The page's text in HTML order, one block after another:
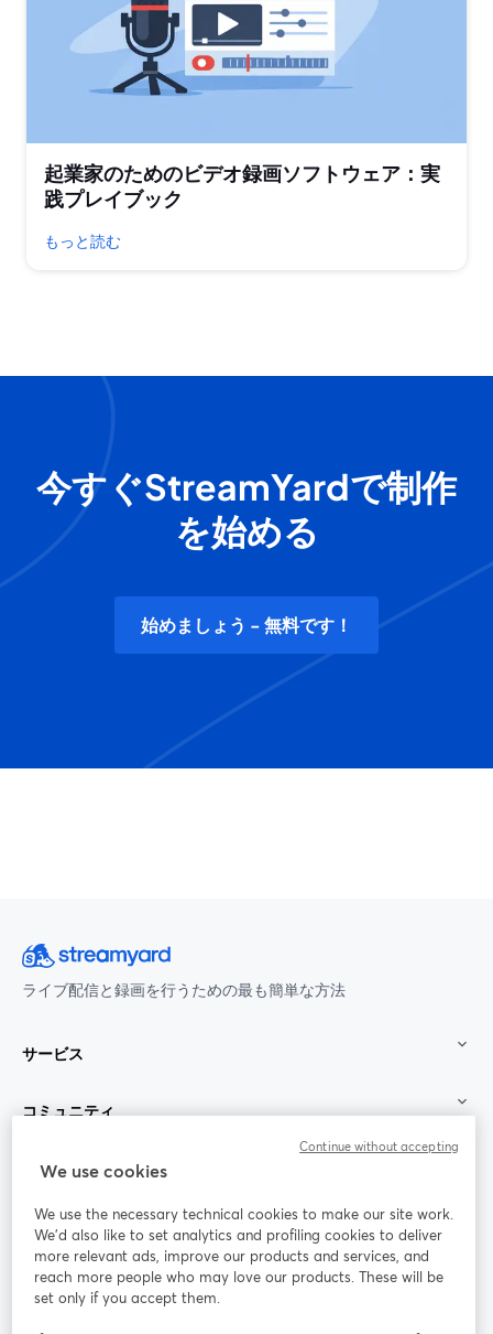
起業家のためのビデオ録画ソフトウェア：実
践プレイブック
もっと読む
今すぐStreamYardで制作
を始める
始めましょう - 無料です！
ライブ配信と録画を行うための最も簡単な方法
サービス
コミュニティ
StreamYard：
参加する
ライ
ンセ
Facebook
新しいタブで開く(Twitter)
YouTube
We use cookies
We use the necessary technical cookies to make our site work.
We'd also like to set analytics and profiling cookies to deliver
more relevant ads, improve our products and services, and
reach more people who may love our products. These will be
set only if you accept them.
Continue without accepting